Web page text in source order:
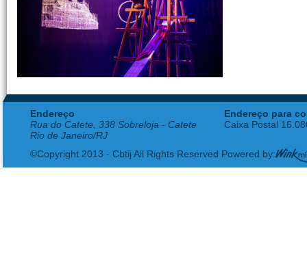
Endereço
Rua do Catete, 338 Sobreloja - Catete
Rio de Janeiro/RJ
Endereço para
Caixa Postal
©Copyright 2013 - Cbtij All Rights Reserved Powered by: